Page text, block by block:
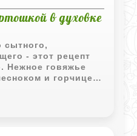
в духовке
сытного,
- этот рецепт
Нежное говяжье
и горчицей,
- всё просто, но